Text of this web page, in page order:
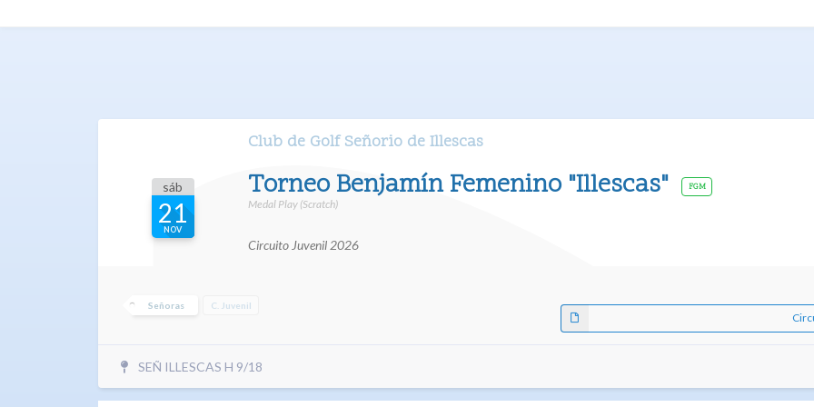
Club de Golf Señorio de Illescas
sáb
21
NOV
Torneo Benjamín Femenino "Illescas" FGM
Medal Play (Scratch)
Circuito Juvenil 2026
Señoras C. Juvenil
SEÑ ILLESCAS H 9/18